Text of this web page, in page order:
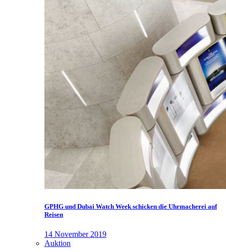
GPHG und Dubai Watch Week schicken die Uhrmacherei auf
Reisen
14 November 2019
Auktion